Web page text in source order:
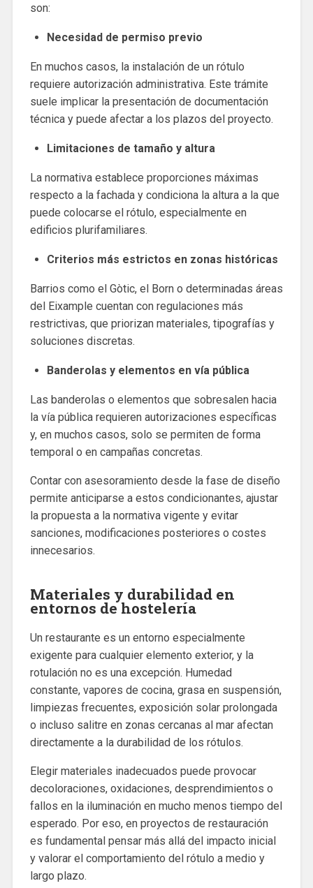
son:
Necesidad de permiso previo
En muchos casos, la instalación de un rótulo
requiere autorización administrativa. Este trámite
suele implicar la presentación de documentación
técnica y puede afectar a los plazos del proyecto.
Limitaciones de tamaño y altura
La normativa establece proporciones máximas
respecto a la fachada y condiciona la altura a la que
puede colocarse el rótulo, especialmente en
edificios plurifamiliares.
Criterios más estrictos en zonas históricas
Barrios como el Gòtic, el Born o determinadas áreas
del Eixample cuentan con regulaciones más
restrictivas, que priorizan materiales, tipografías y
soluciones discretas.
Banderolas y elementos en vía pública
Las banderolas o elementos que sobresalen hacia
la vía pública requieren autorizaciones específicas
y, en muchos casos, solo se permiten de forma
temporal o en campañas concretas.
Contar con asesoramiento desde la fase de diseño
permite anticiparse a estos condicionantes, ajustar
la propuesta a la normativa vigente y evitar
sanciones, modificaciones posteriores o costes
innecesarios.
Materiales y durabilidad en
entornos de hostelería
Un restaurante es un entorno especialmente
exigente para cualquier elemento exterior, y la
rotulación no es una excepción. Humedad
constante, vapores de cocina, grasa en suspensión,
limpiezas frecuentes, exposición solar prolongada
o incluso salitre en zonas cercanas al mar afectan
directamente a la durabilidad de los rótulos.
Elegir materiales inadecuados puede provocar
decoloraciones, oxidaciones, desprendimientos o
fallos en la iluminación en mucho menos tiempo del
esperado. Por eso, en proyectos de restauración
es fundamental pensar más allá del impacto inicial
y valorar el comportamiento del rótulo a medio y
largo plazo.